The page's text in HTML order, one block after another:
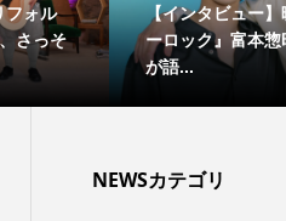
フォル
さっそ
【インタビュー
ーロック』富本
が語...
NEWSカテゴリ